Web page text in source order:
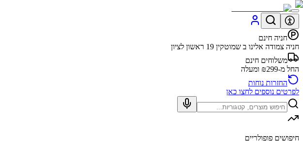
חניה חינם
חניה צמודה אלינו ב שמוטקין 19 ראשון לציון
משלוחים חינם
החל מ-₪299 ומעלה
החזרות נוחות
לפרטים נוספים לחצו כאן
חיפושים פופולריים